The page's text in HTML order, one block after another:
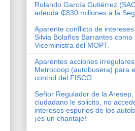
Rolando García Gutiérrez
adeuda ₵830 millones a la Seg
Aparente conflicto de
Silvia Bolaños Barrantes como
Viceministra del MOPT.
Aparentes acciones
Metrocoop (autobusera) para
control del FISCO.
Señor Regulador de la
ciudadano le solicito, no
intereses espurios de los
¡es un chantaje!